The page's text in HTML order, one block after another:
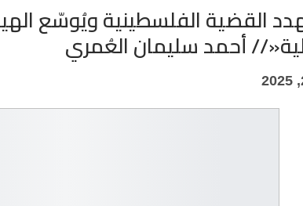
القضية الفلسطينية ويُوسّع
أحمد سليمان العُمري